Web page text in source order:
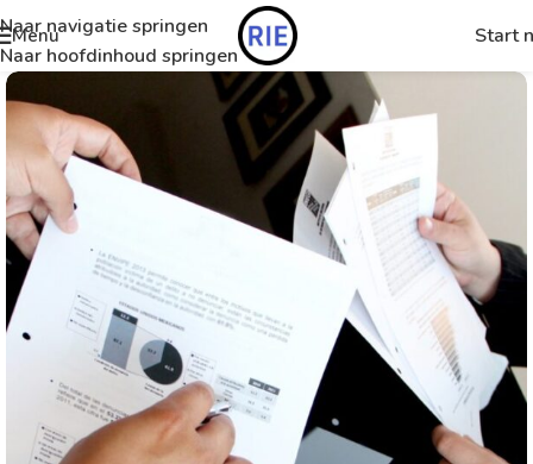
Naar navigatie springen
Naar hoofdinhoud springen
Menu Start